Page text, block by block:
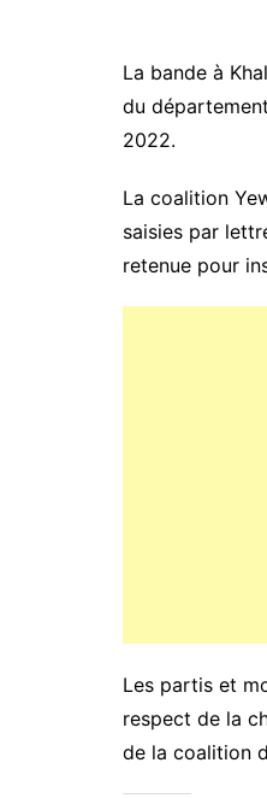
La bande à
du
2022.
La coalition
saisies par
retenue pour
Les partis et
respect de la
de la coalition